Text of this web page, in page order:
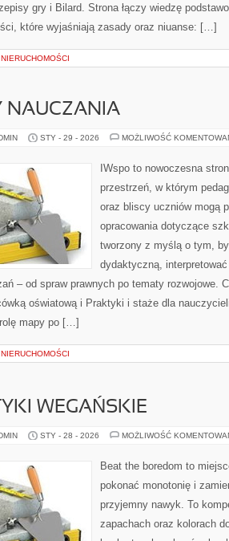
gry i Bilard. Strona łączy wiedzę
które wyjaśniają zasady oraz niuanse: […]
NIERUCHOMOŚCI
NAUCZANIA
STY - 29 - 2026 MOŻLIWOŚĆ
IWspo to nowoczesna
przestrzeń, w którym
oraz bliscy uczniów mogą
opracowania dotyczące
tworzony z myślą o tym,
dydaktyczną,
– od spraw prawnych po tematy rozwojowe.
oświatową i Praktyki i staże dla
mapy po […]
NIERUCHOMOŚCI
WEGAŃSKIE
STY - 28 - 2026 MOŻLIWOŚĆ
Beat the boredom to
pokonać monotonię i
przyjemny nawyk. To
zapachach oraz kolorach